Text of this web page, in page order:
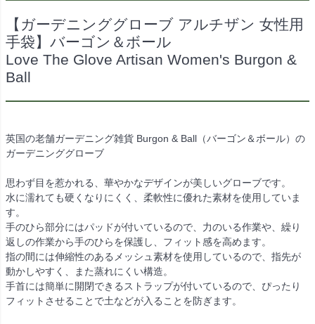
【ガーデニンググローブ アルチザン 女性用
手袋】バーゴン＆ボール
Love The Glove Artisan Women's Burgon &
Ball
英国の老舗ガーデニング雑貨 Burgon & Ball（バーゴン＆ボール）の
ガーデニンググローブ
思わず目を惹かれる、華やかなデザインが美しいグローブです。
水に濡れても硬くなりにくく、柔軟性に優れた素材を使用していま
す。
手のひら部分にはパッドが付いているので、力のいる作業や、繰り
返しの作業から手のひらを保護し、フィット感を高めます。
指の間には伸縮性のあるメッシュ素材を使用しているので、指先が
動かしやすく、また蒸れにくい構造。
手首には簡単に開閉できるストラップが付いているので、ぴったり
フィットさせることで土などが入ることを防ぎます。